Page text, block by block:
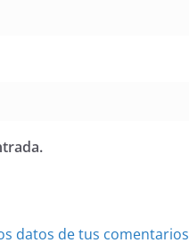
datos de tus comentarios